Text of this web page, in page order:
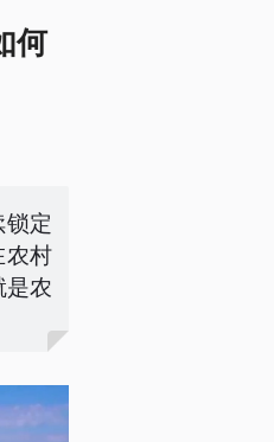
何
定
农村
农